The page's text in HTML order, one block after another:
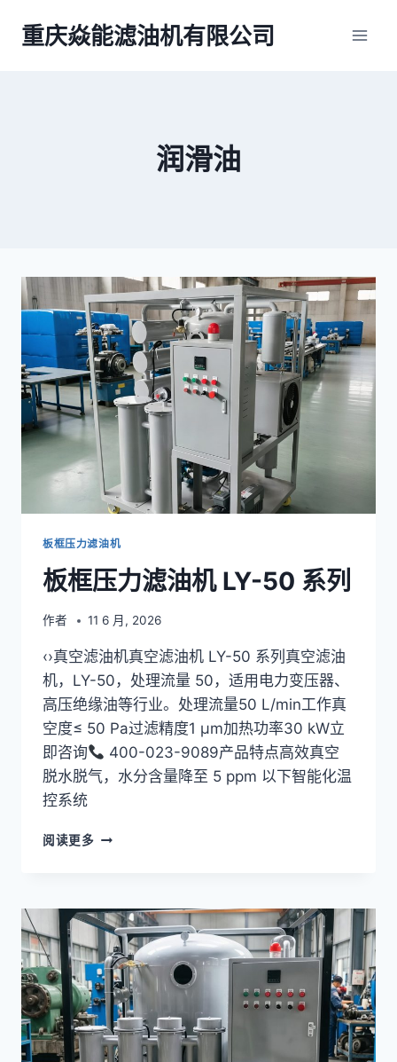
重庆焱能滤油机有限公司
润滑油
板框压力滤油机
板框压力滤油机 LY-50 系列
作者 11 6 月, 2026
‹›真空滤油机真空滤油机 LY-50 系列真空滤油
机，LY-50，处理流量 50，适用电力变压器、
高压绝缘油等行业。处理流量50 L/min工作真
空度≤ 50 Pa过滤精度1 μm加热功率30 kW立
即咨询
400-023-9089产品特点高效真空
脱水脱气，水分含量降至 5 ppm 以下智能化温
控系统
阅读更多
滤
油
机
LY-
50
系
列